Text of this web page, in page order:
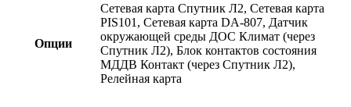
Опции
Сетевая карта Спутник Л2, Сетевая карта
PIS101, Сетевая карта DA-807, Датчик
окружающей среды ДОС Климат (через
Спутник Л2), Блок контактов состояния
МДДВ Контакт (через Спутник Л2),
Релейная карта